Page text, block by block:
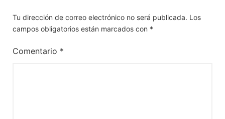
Tu dirección de correo electrónico no será publicada. Los
campos obligatorios están marcados con *
Comentario *